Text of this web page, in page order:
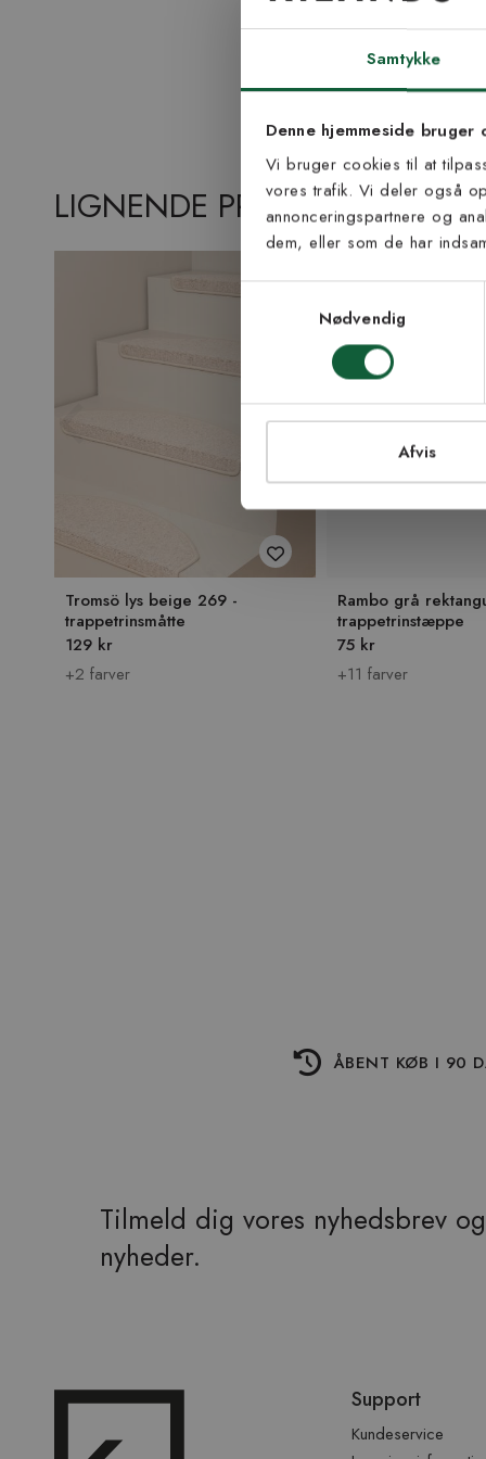
Samtykke
Denne hjemmeside bruger
Vi bruger cookies til at
vores trafik. Vi deler også
annonceringspartnere og
dem, eller som de har
Samtykkevalg
Nødvendig
Afvis
LIGNENDE PRODUKTER
Tromsö lys beige 269 -
trappetrinsmåtte
129 kr
+2 farver
Rambo grå
trappetrinstæppe
75 kr
+11 farver
ÅBENT KØB I 90
Tilmeld dig vores nyhedsbrev
nyheder.
over
Support
Kundeservice
Vær blandt de
E-mail